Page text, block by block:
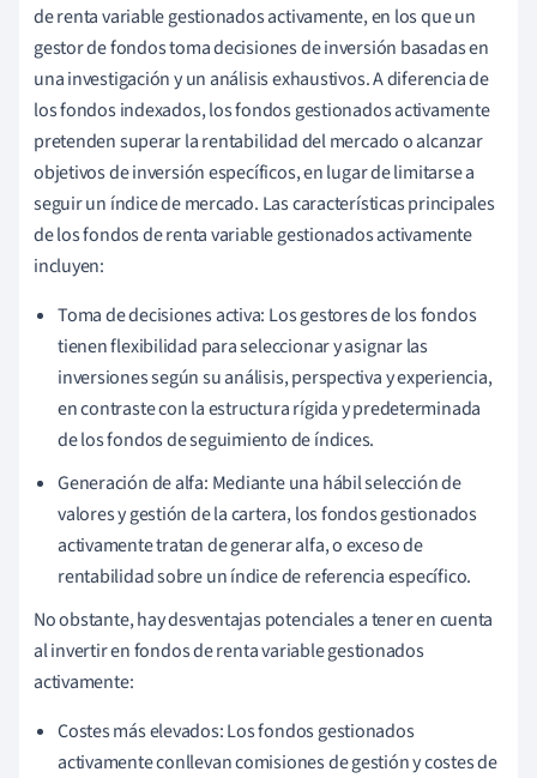
de renta variable gestionados activamente, en los que un
gestor de fondos toma decisiones de inversión basadas en
una investigación y un análisis exhaustivos. A diferencia de
los fondos indexados, los fondos gestionados activamente
pretenden superar la rentabilidad del mercado o alcanzar
objetivos de inversión específicos, en lugar de limitarse a
seguir un índice de mercado. Las características principales
de los fondos de renta variable gestionados activamente
incluyen:
Toma de decisiones activa: Los gestores de los fondos
tienen flexibilidad para seleccionar y asignar las
inversiones según su análisis, perspectiva y experiencia,
en contraste con la estructura rígida y predeterminada
de los fondos de seguimiento de índices.
Generación de alfa: Mediante una hábil selección de
valores y gestión de la cartera, los fondos gestionados
activamente tratan de generar alfa, o exceso de
rentabilidad sobre un índice de referencia específico.
No obstante, hay desventajas potenciales a tener en cuenta
al invertir en fondos de renta variable gestionados
activamente:
Costes más elevados: Los fondos gestionados
activamente conllevan comisiones de gestión y costes de